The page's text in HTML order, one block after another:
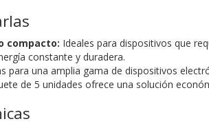
compacto: Ideales para dispositivos que
constante y duradera.
para una amplia gama de dispositivos
de 5 unidades ofrece una solución